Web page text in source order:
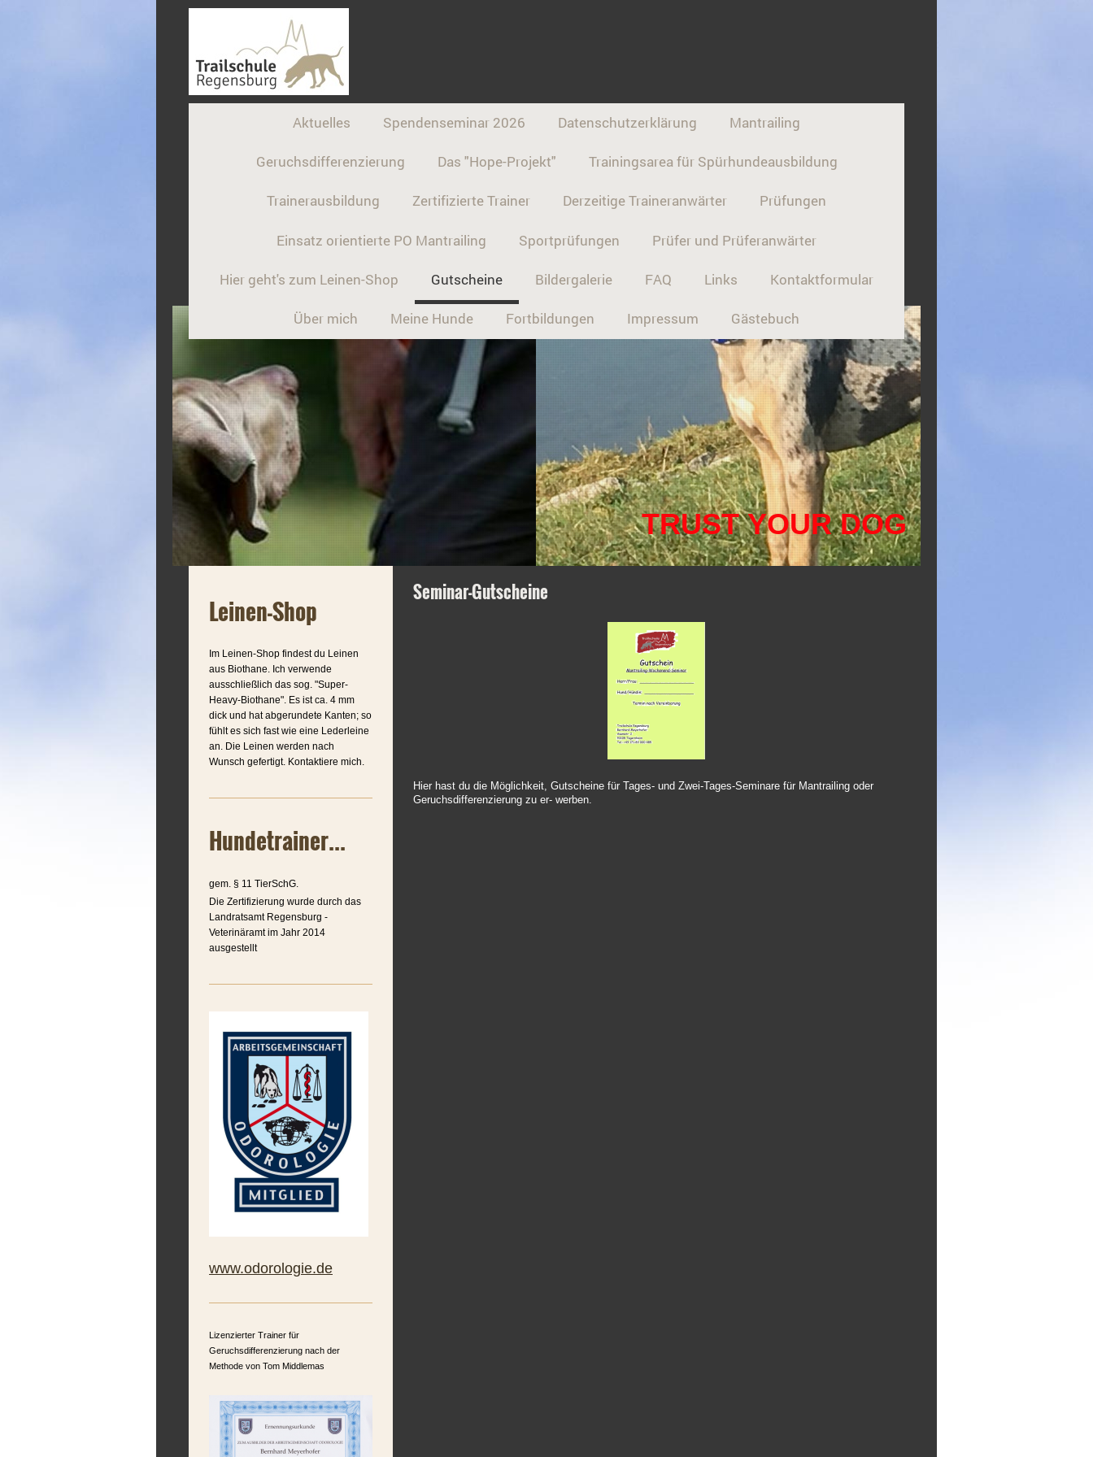
Aktuelles Spendenseminar 2026 Datenschutzerklärung Mantrailing
Geruchsdifferenzierung Das "Hope-Projekt" Trainingsarea für Spürhundeausbildung
Trainerausbildung Zertifizierte Trainer Derzeitige Traineranwärter Prüfungen
Einsatz orientierte PO Mantrailing Sportprüfungen Prüfer und Prüferanwärter
Hier geht's zum Leinen-Shop Gutscheine Bildergalerie FAQ Links Kontaktformular
Über mich Meine Hunde Fortbildungen Impressum Gästebuch
TRUST YOUR DOG
Seminar-Gutscheine
Hier hast du die Möglichkeit, Gutscheine für Tages- und Zwei-Tages-Seminare für Mantrailing oder
Geruchsdifferenzierung zu er- werben.
Leinen-Shop
Im Leinen-Shop findest du Leinen
aus Biothane. Ich verwende
ausschließlich das sog. "Super-
Heavy-Biothane". Es ist ca. 4 mm
dick und hat abgerundete Kanten; so
fühlt es sich fast wie eine Lederleine
an. Die Leinen werden nach
Wunsch gefertigt. Kontaktiere mich.
Hundetrainer...
gem. § 11 TierSchG.
Die Zertifizierung wurde durch das
Landratsamt Regensburg -
Veterinäramt im Jahr 2014
ausgestellt
www.odorologie.de
Lizenzierter Trainer für
Geruchsdifferenzierung nach der
Methode von Tom Middlemas